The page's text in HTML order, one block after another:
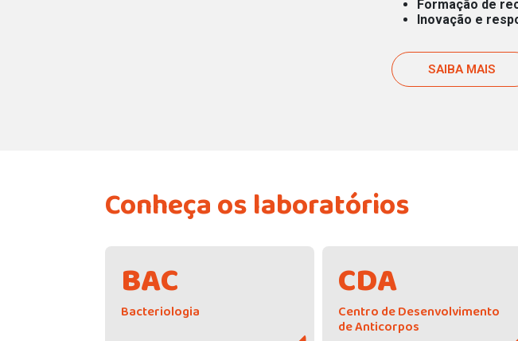
Instituto Butantan
Formação de
Inovação e
SAIBA MAIS
Conheça os laboratórios
BAC
Bacteriologia
CDA
Centro de Desenvolvimento
de Anticorpos